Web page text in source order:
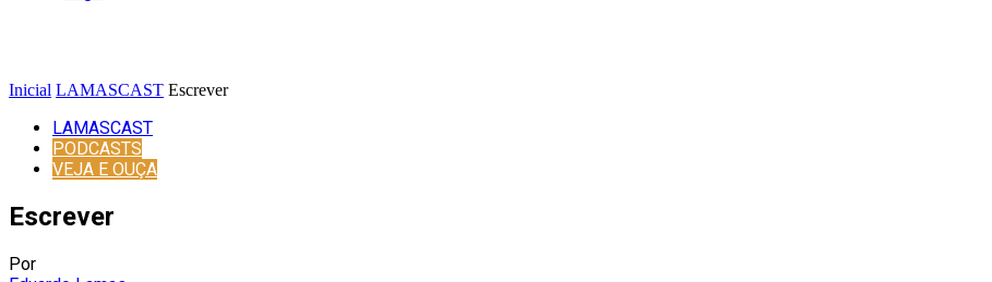
Inicial LAMASCAST Escrever
LAMASCAST
PODCASTS
VEJA E OUÇA
Escrever
Por